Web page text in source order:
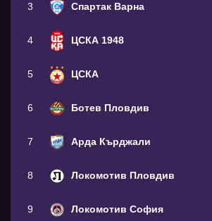
3 Спартак Варна
4 ЦСКА 1948
5 ЦСКА
6 Ботев Пловдив
7 Арда Кърджали
8 Локомотив Пловдив
9 Локомотив София